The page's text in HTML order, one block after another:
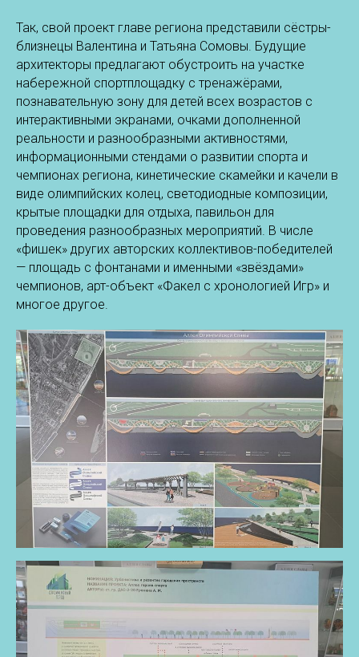
Так, свой проект главе региона представили сёстры-
близнецы Валентина и Татьяна Сомовы. Будущие
архитекторы предлагают обустроить на участке
набережной спортплощадку с тренажёрами,
познавательную зону для детей всех возрастов с
интерактивными экранами, очками дополненной
реальности и разнообразными активностями,
информационными стендами о развитии спорта и
чемпионах региона, кинетические скамейки и качели в
виде олимпийских колец, светодиодные композиции,
крытые площадки для отдыха, павильон для
проведения разнообразных мероприятий. В числе
«фишек» других авторских коллективов-победителей
— площадь с фонтанами и именными «звёздами»
чемпионов, арт-объект «Факел с хронологией Игр» и
многое другое.